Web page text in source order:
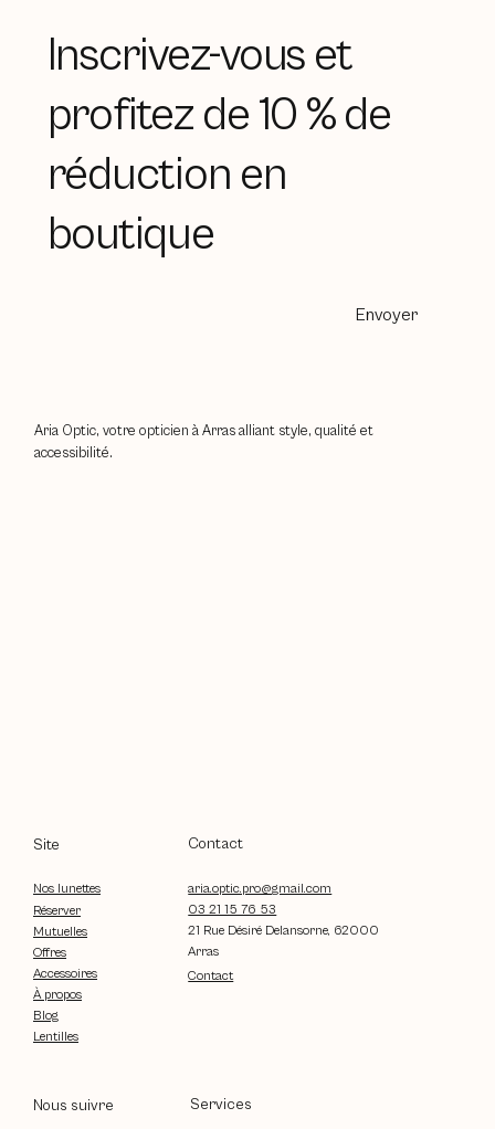
Inscrivez-vous et
profitez de 10 % de
réduction en
boutique
Envoyer
Aria Optic, votre opticien à Arras alliant style, qualité et
accessibilité.
Site
Nos lunettes
Réserver
Mutuelles
Offres
Accessoires
À propos
Blog
Lentilles
Contact
Contact
aria.optic.pro@gmail.com
03 21 15 76 53
21 Rue Désiré Delansorne, 62000
Arras
Nous suivre Services